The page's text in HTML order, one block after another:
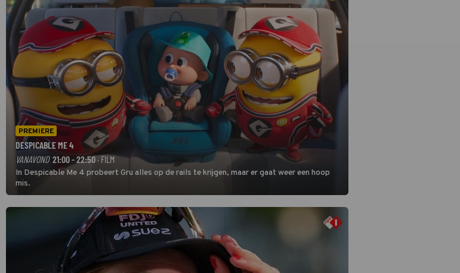
PREMIERE
DESPICABLE ME 4
VANAVOND 21:00 - 22:50· FILM
In Despicable Me 4 probeert Gru alles op de rails te krijgen, maar er gaat weer een hoop
mis.